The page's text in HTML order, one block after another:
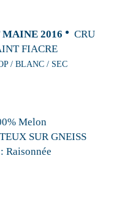
MAINE 2016
CRU
FIACRE
/ BLANC / SEC
Melon
SUR GNEISS
Raisonnée